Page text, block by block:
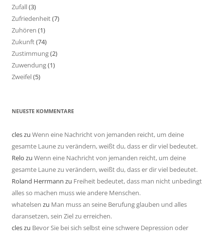
Zufall(3)
Zufriedenheit(7)
Zuhören (1)
Zukunft(74)
Zustimmung(2)
Zuwendung(1)
Zweifel(5)
NEUESTE KOMMENTARE
cleszu Wenn eine Nachricht von jemanden reicht, um deine
gesamte Laune zu verändern, weißt du, dass er dir viel bedeutet.
Relo zu Wenn eine Nachricht von jemanden reicht, um deine
gesamte Laune zu verändern, weißt du, dass er dir viel bedeutet.
Roland Herrmann zu Freiheit bedeutet, dass man nicht unbedingt
alles so machen muss wie andere Menschen.
whatelsen zu Man muss an seine Berufung glauben und alles
daransetzen, sein Ziel zu erreichen.
cleszu Bevor Sie bei sich selbst eine schwere Depression oder